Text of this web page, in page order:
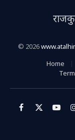
© 2026
Home
Facebook
X